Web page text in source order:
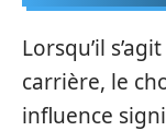
Lorsqu’il
carrière, le
influence